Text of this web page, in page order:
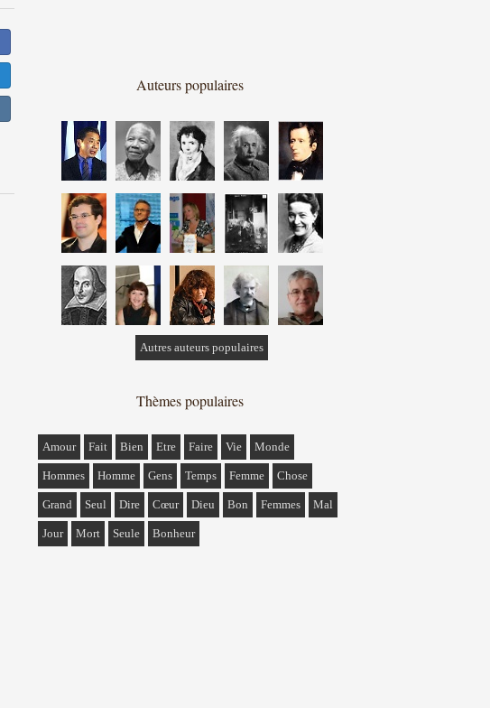
Auteurs populaires
Autres auteurs populaires
Thèmes populaires
Amour Fait Bien Etre Faire Vie Monde
Hommes Homme Gens Temps Femme Chose
Grand Seul Dire Cœur Dieu Bon Femmes Mal
Jour Mort Seule Bonheur